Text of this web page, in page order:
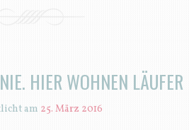
HIER WOHNEN LÄUFER
am 25. März 2016